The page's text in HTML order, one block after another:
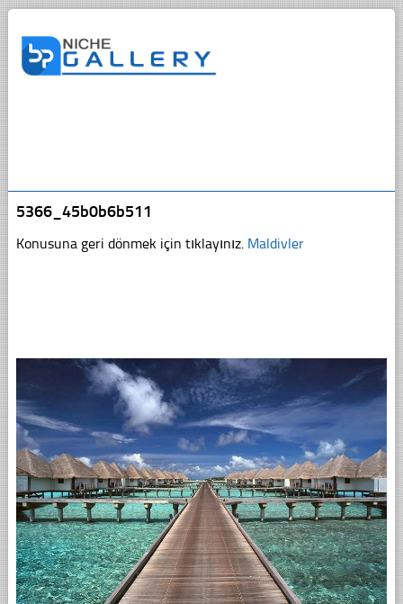
5366_45b0b6b511
Konusuna geri dönmek için tıklayınız. Maldivler